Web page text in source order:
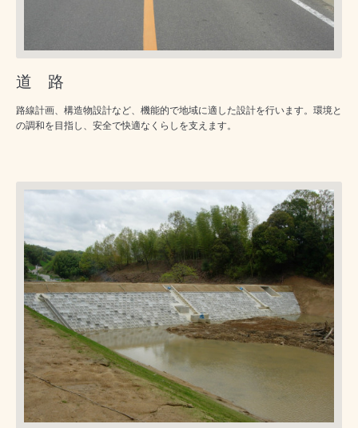
道 路
路線計画、構造物設計など、機能的で地域に適した設計を行います。環境と
の調和を目指し、安全で快適なくらしを支えます。